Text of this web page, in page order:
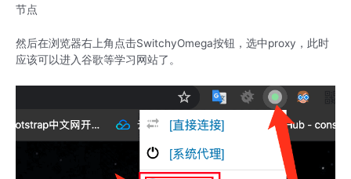
节点
然后在浏览器右上角点击SwitchyOmega按钮，选中proxy，此时
应该可以进入谷歌等学习网站了。